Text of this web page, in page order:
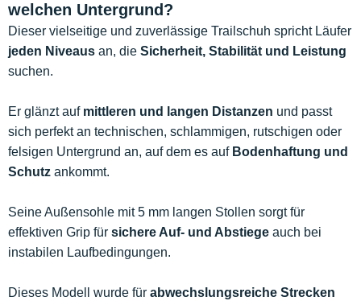
welchen Untergrund?
Dieser vielseitige und zuverlässige Trailschuh spricht Läufer
jeden Niveaus an, die Sicherheit, Stabilität und Leistung
suchen.
Er glänzt auf mittleren und langen Distanzen und passt
sich perfekt an technischen, schlammigen, rutschigen oder
felsigen Untergrund an, auf dem es auf Bodenhaftung und
Schutz ankommt.
Seine Außensohle mit 5 mm langen Stollen sorgt für
effektiven Grip für sichere Auf- und Abstiege auch bei
instabilen Laufbedingungen.
Dieses Modell wurde für abwechslungsreiche Strecken